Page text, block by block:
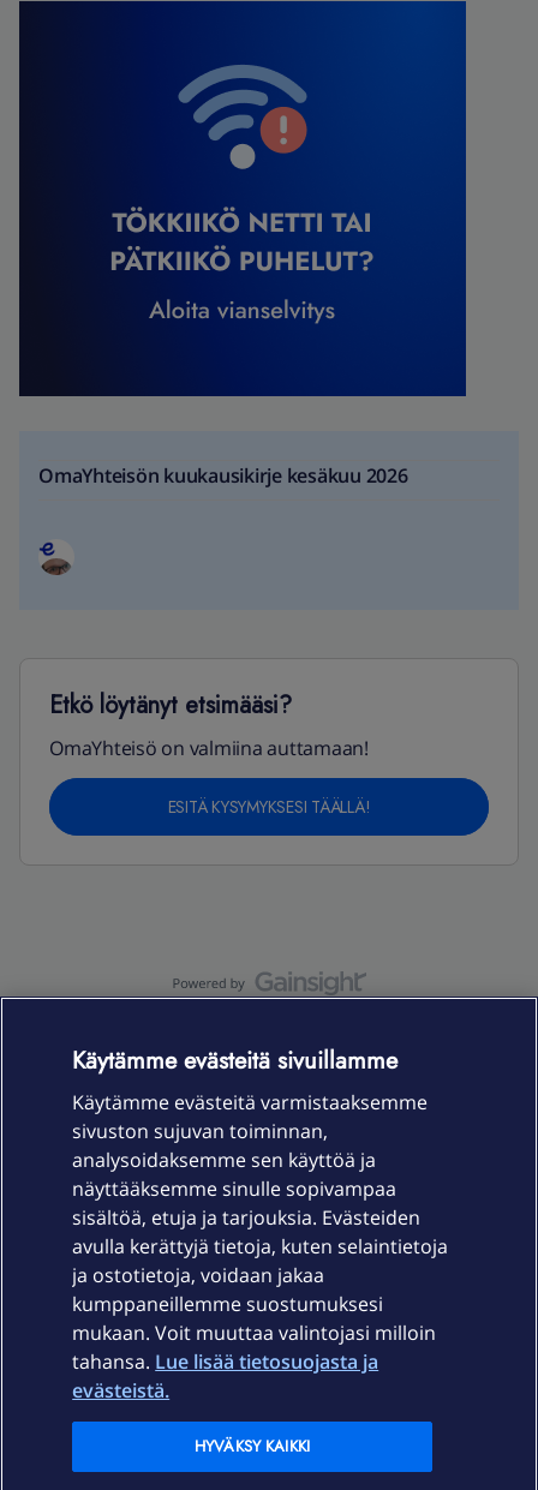
OmaYhteisön kuukausikirje kesäkuu 2026
Etkö löytänyt etsimääsi?
OmaYhteisö on valmiina auttamaan!
ESITÄ KYSYMYKSESI TÄÄLLÄ!
Laitteet & liittymät
Palvelut
Ajankohtaista
Elisa Oyj
Käytämme evästeitä sivuillamme
Käytämme evästeitä varmistaaksemme
sivuston sujuvan toiminnan,
analysoidaksemme sen käyttöä ja
näyttääksemme sinulle sopivampaa
sisältöä, etuja ja tarjouksia. Evästeiden
avulla kerättyjä tietoja, kuten selaintietoja
ja ostotietoja, voidaan jakaa
kumppaneillemme suostumuksesi
mukaan. Voit muuttaa valintojasi milloin
tahansa. Lue lisää tietosuojasta ja
evästeistä.
HYVÄKSY KAIKKI